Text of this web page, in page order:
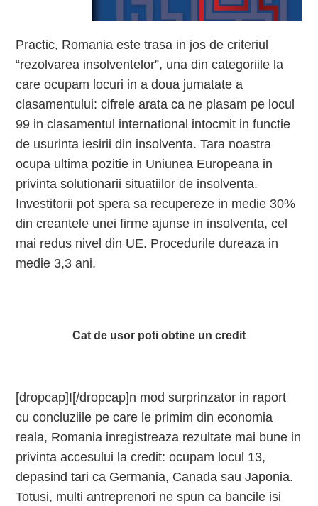
Practic, Romania este trasa in jos de criteriul
“rezolvarea insolventelor”, una din categoriile la
care ocupam locuri in a doua jumatate a
clasamentului: cifrele arata ca ne plasam pe locul
99 in clasamentul international intocmit in functie
de usurinta iesirii din insolventa. Tara noastra
ocupa ultima pozitie in Uniunea Europeana in
privinta solutionarii situatiilor de insolventa.
Investitorii pot spera sa recupereze in medie 30%
din creantele unei firme ajunse in insolventa, cel
mai redus nivel din UE. Procedurile dureaza in
medie 3,3 ani.
Cat de usor poti obtine un credit
[dropcap]I[/dropcap]n mod surprinzator in raport
cu concluziile pe care le primim din economia
reala, Romania inregistreaza rezultate mai bune in
privinta accesului la credit: ocupam locul 13,
depasind tari ca Germania, Canada sau Japonia.
Totusi, multi antreprenori ne spun ca bancile isi